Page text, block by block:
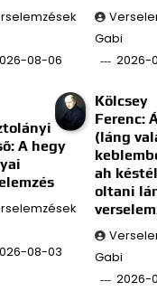
08-06
Gabi
2026-
A hegy
08-03
Kölcsey
Ferenc:
(láng
ah késtél
oltani
Gabi
2026-